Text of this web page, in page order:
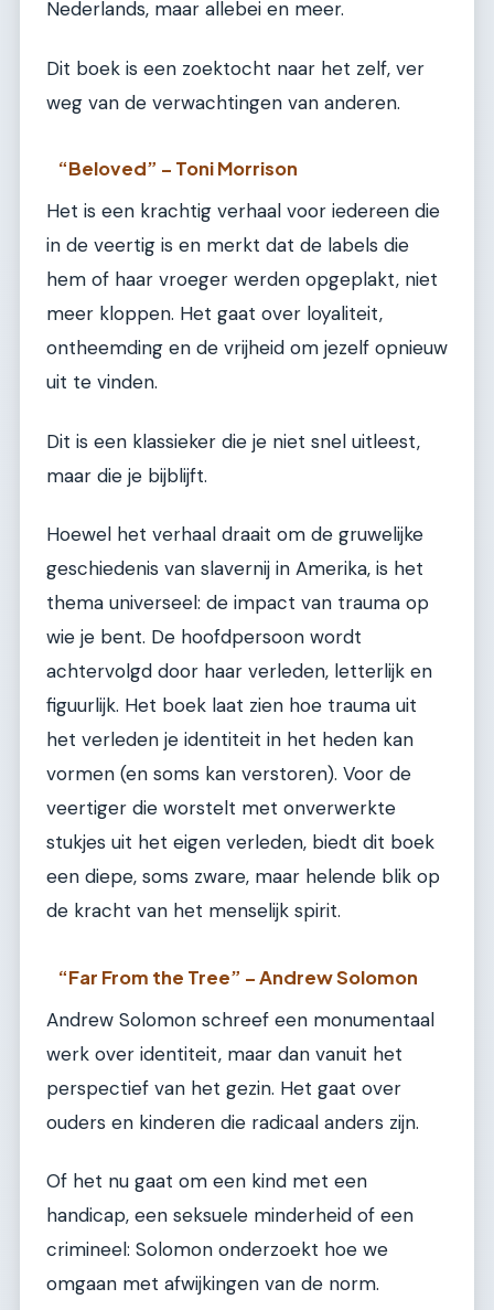
Nederlands, maar allebei en meer.
Dit boek is een zoektocht naar het zelf, ver
weg van de verwachtingen van anderen.
“Beloved” – Toni Morrison
Het is een krachtig verhaal voor iedereen die
in de veertig is en merkt dat de labels die
hem of haar vroeger werden opgeplakt, niet
meer kloppen. Het gaat over loyaliteit,
ontheemding en de vrijheid om jezelf opnieuw
uit te vinden.
Dit is een klassieker die je niet snel uitleest,
maar die je bijblijft.
Hoewel het verhaal draait om de gruwelijke
geschiedenis van slavernij in Amerika, is het
thema universeel: de impact van trauma op
wie je bent. De hoofdpersoon wordt
achtervolgd door haar verleden, letterlijk en
figuurlijk. Het boek laat zien hoe trauma uit
het verleden je identiteit in het heden kan
vormen (en soms kan verstoren). Voor de
veertiger die worstelt met onverwerkte
stukjes uit het eigen verleden, biedt dit boek
een diepe, soms zware, maar helende blik op
de kracht van het menselijk spirit.
“Far From the Tree” – Andrew Solomon
Andrew Solomon schreef een monumentaal
werk over identiteit, maar dan vanuit het
perspectief van het gezin. Het gaat over
ouders en kinderen die radicaal anders zijn.
Of het nu gaat om een kind met een
handicap, een seksuele minderheid of een
crimineel: Solomon onderzoekt hoe we
omgaan met afwijkingen van de norm.